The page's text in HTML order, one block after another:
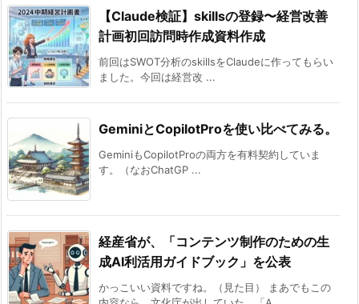
【Claude検証】skillsの登録〜経営改善
計画初回訪問時作成資料作成
前回はSWOT分析のskillsをClaudeに作ってもらい
ました。今回は経営改 ...
GeminiとCopilotProを使い比べてみる。
GeminiもCopilotProの両方を有料契約していま
す。（なおChatGP ...
経産省が、「コンテンツ制作のための生
成AI利活用ガイドブック」を公表
かっこいい資料ですね。（見た目） まあでもこの